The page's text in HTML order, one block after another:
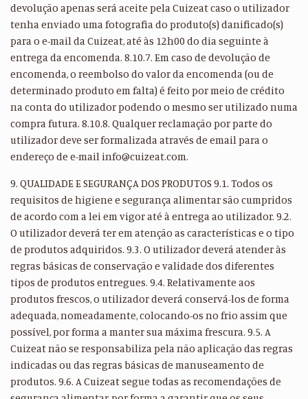
devolução apenas será aceite pela Cuizeat caso o utilizador
tenha enviado uma fotografia do produto(s) danificado(s)
para o e-mail da Cuizeat, até às 12h00 do dia seguinte à
entrega da encomenda. 8.10.7. Em caso de devolução de
encomenda, o reembolso do valor da encomenda (ou de
determinado produto em falta) é feito por meio de crédito
na conta do utilizador podendo o mesmo ser utilizado numa
compra futura. 8.10.8. Qualquer reclamação por parte do
utilizador deve ser formalizada através de email para o
endereço de e-mail info@cuizeat.com.
9. QUALIDADE E SEGURANÇA DOS PRODUTOS 9.1. Todos os
requisitos de higiene e segurança alimentar são cumpridos
de acordo com a lei em vigor até à entrega ao utilizador. 9.2.
O utilizador deverá ter em atenção as características e o tipo
de produtos adquiridos. 9.3. O utilizador deverá atender às
regras básicas de conservação e validade dos diferentes
tipos de produtos entregues. 9.4. Relativamente aos
produtos frescos, o utilizador deverá conservá-los de forma
adequada, nomeadamente, colocando-os no frio assim que
possível, por forma a manter sua máxima frescura. 9.5. A
Cuizeat não se responsabiliza pela não aplicação das regras
indicadas ou das regras básicas de manuseamento de
produtos. 9.6. A Cuizeat segue todas as recomendações de